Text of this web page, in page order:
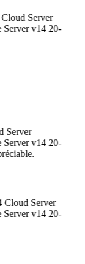
Server
v14 20-
Server
v14 20-
Server
v14 20-